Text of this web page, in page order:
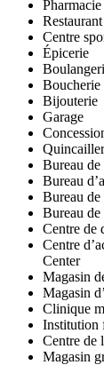
Pharmacie
Centre
Épicerie
Boucherie
Bijouterie
Garage
Bureau
Bureau
Bureau de
Bureau de
Centre de
Centre
Center
Magasin
Magasin
Clinique
Institution
Centre de
Magasin